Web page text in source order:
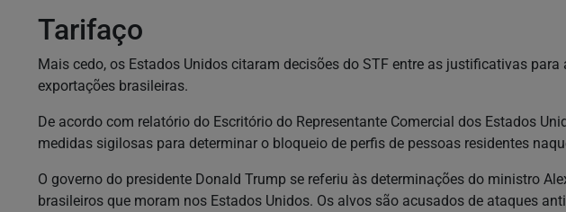
Tarifaço
Mais cedo, os Estados Unidos citaram decisões do STF entre as justificativas
exportações brasileiras.
De acordo com relatório do Escritório do Representante Comercial dos Estados
medidas sigilosas para determinar o bloqueio de perfis de pessoas residentes
O governo do presidente Donald Trump se referiu às determinações do ministro
brasileiros que moram nos Estados Unidos. Os alvos são acusados de ataques